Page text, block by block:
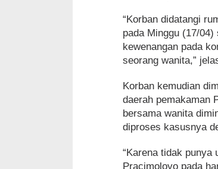
“Korban didatangi
pada Minggu (17/
kewenangan pada
seorang wanita,”
Korban kemudian
daerah pemakaman
bersama wanita
diproses kasusnya
“Karena tidak punya
Pracimoloyo pada